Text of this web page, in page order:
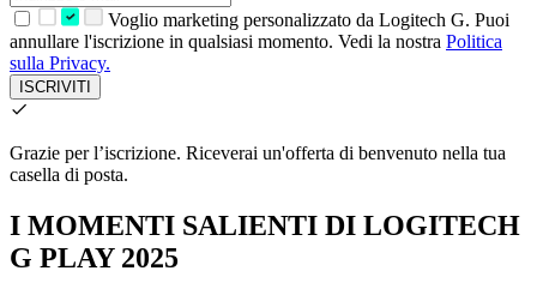
Voglio marketing personalizzato da Logitech G. Puoi
annullare l'iscrizione in qualsiasi momento. Vedi la nostra Politica
sulla Privacy.
ISCRIVITI
Grazie per l’iscrizione. Riceverai un'offerta di benvenuto nella tua
casella di posta.
I MOMENTI SALIENTI DI LOGITECH
G PLAY 2025